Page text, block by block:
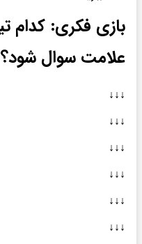
علامت سوال شود؟
↓↓↓
↓↓↓
↓↓↓
↓↓↓
↓↓↓
↓↓↓